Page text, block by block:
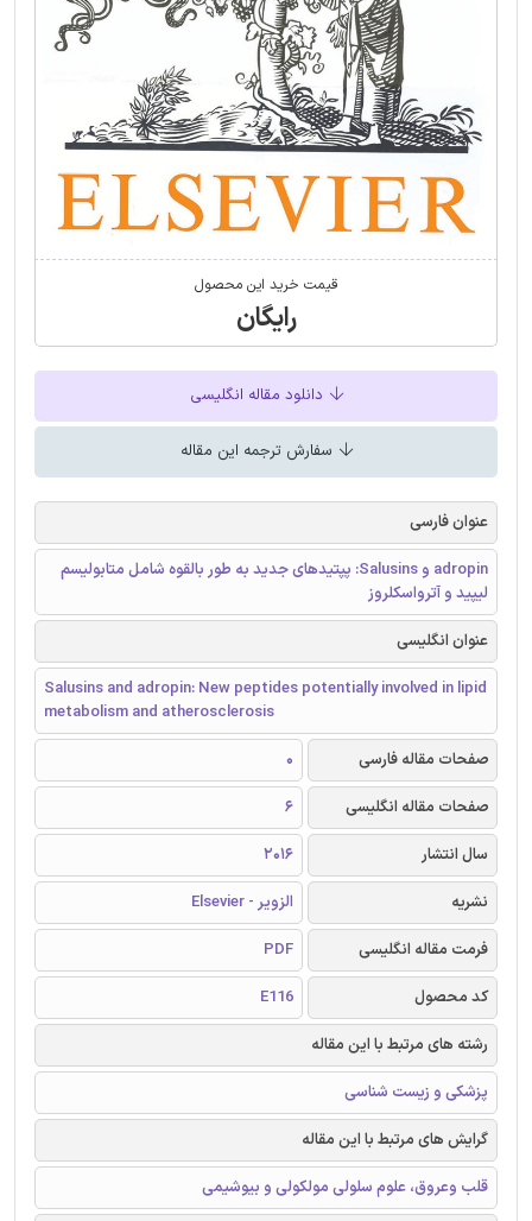
قیمت خرید این محصول
رایگان
دانلود مقاله انگلیسی
سفارش ترجمه این مقاله
عنوان فارسی
adropin و Salusins: پپتیدهای جدید به طور بالقوه شامل متابولیسم
لیپید و آترواسکلروز
عنوان انگلیسی
Salusins and adropin: New peptides potentially involved in lipid
metabolism and atherosclerosis
صفحات مقاله فارسی
0
صفحات مقاله انگلیسی
6
سال انتشار
2016
نشریه
الزویر - Elsevier
فرمت مقاله انگلیسی
PDF
کد محصول
E116
رشته های مرتبط با این مقاله
پزشکی و زیست شناسی
گرایش های مرتبط با این مقاله
قلب وعروق، علوم سلولی مولکولی و بیوشیمی